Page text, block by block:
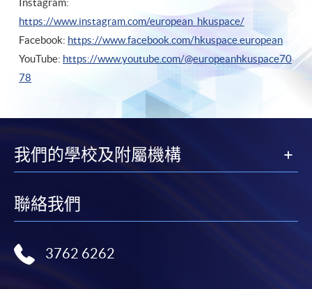
https://www.instagram.com/european_hkuspace/
Facebook: https://www.facebook.com/hkuspace.european
YouTube: https://www.youtube.com/@europeanhkuspace70
78
我們的學校及附屬機構
聯絡我們
3762 6262